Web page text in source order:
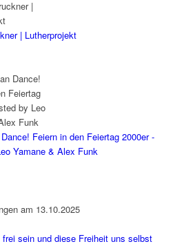
| Lutherprojekt
Feiern in den Feiertag 2000er -
Yamane & Alex Funk
am 13.10.2025
frei sein und diese Freiheit uns selbst